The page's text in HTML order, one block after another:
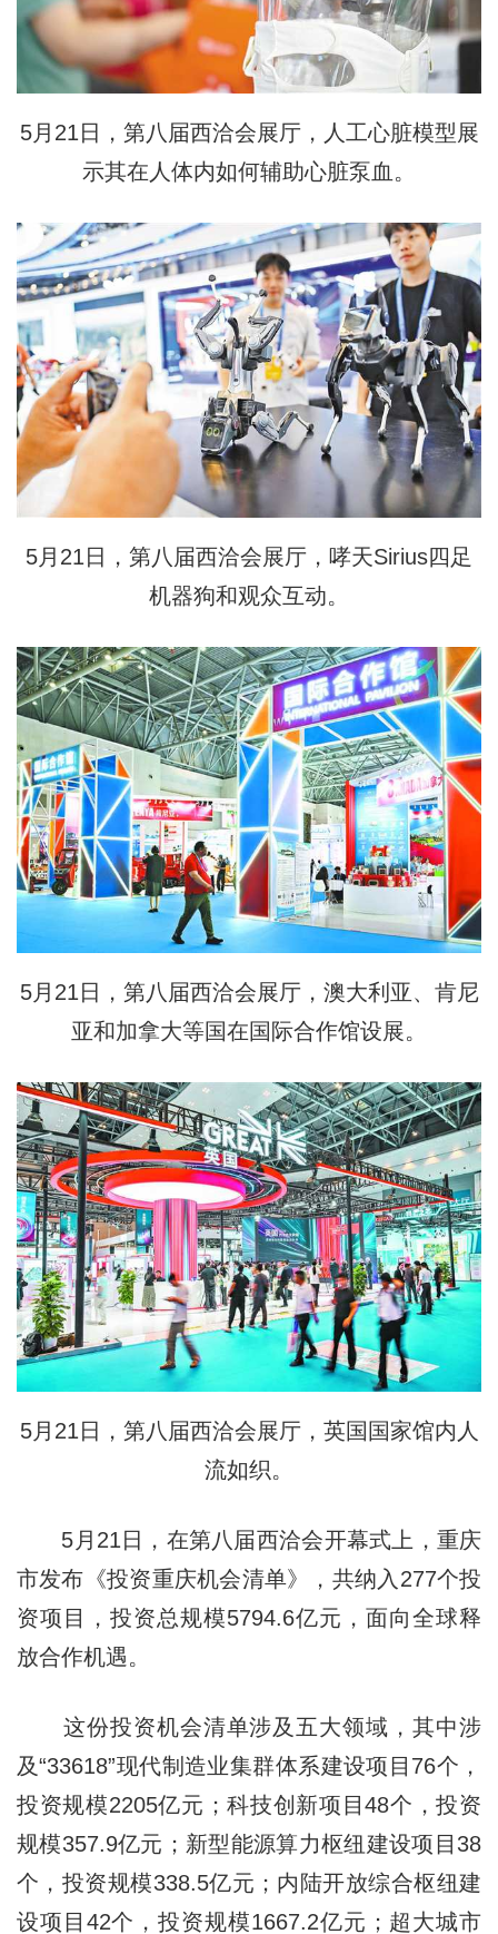
5月21日，第八届西洽会展厅，人工心脏模型展
示其在人体内如何辅助心脏泵血。
5月21日，第八届西洽会展厅，哮天Sirius四足
机器狗和观众互动。
5月21日，第八届西洽会展厅，澳大利亚、肯尼
亚和加拿大等国在国际合作馆设展。
5月21日，第八届西洽会展厅，英国国家馆内人
流如织。
5月21日，在第八届西洽会开幕式上，重庆
市发布《投资重庆机会清单》，共纳入277个投
资项目，投资总规模5794.6亿元，面向全球释
放合作机遇。
这份投资机会清单涉及五大领域，其中涉
及“33618”现代制造业集群体系建设项目76个，
投资规模2205亿元；科技创新项目48个，投资
规模357.9亿元；新型能源算力枢纽建设项目38
个，投资规模338.5亿元；内陆开放综合枢纽建
设项目42个，投资规模1667.2亿元；超大城市